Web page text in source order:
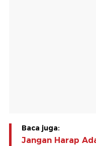
Baca juga:
Jangan Harap